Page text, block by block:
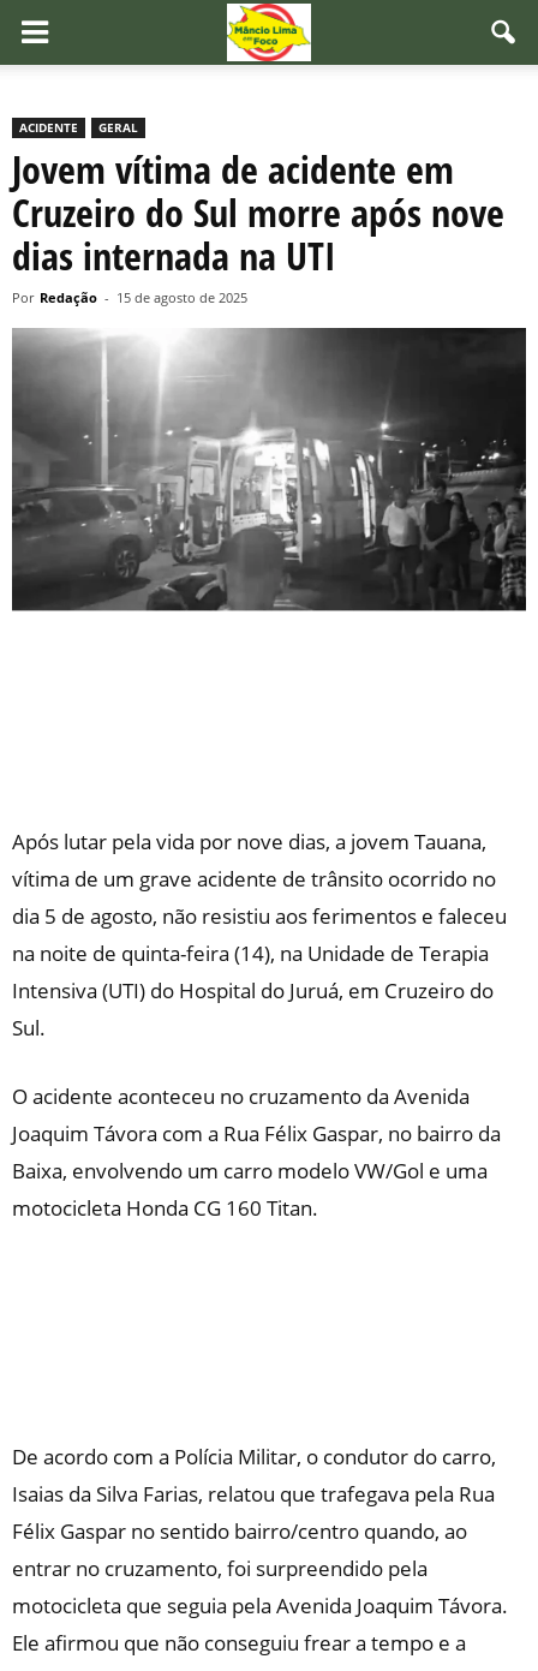
ACIDENTE GERAL
Jovem vítima de acidente em
Cruzeiro do Sul morre após nove
dias internada na UTI
Por Redação - 15 de agosto de 2025
Após lutar pela vida por nove dias, a jovem Tauana,
vítima de um grave acidente de trânsito ocorrido no
dia 5 de agosto, não resistiu aos ferimentos e faleceu
na noite de quinta-feira (14), na Unidade de Terapia
Intensiva (UTI) do Hospital do Juruá, em Cruzeiro do
Sul.
O acidente aconteceu no cruzamento da Avenida
Joaquim Távora com a Rua Félix Gaspar, no bairro da
Baixa, envolvendo um carro modelo VW/Gol e uma
motocicleta Honda CG 160 Titan.
De acordo com a Polícia Militar, o condutor do carro,
Isaias da Silva Farias, relatou que trafegava pela Rua
Félix Gaspar no sentido bairro/centro quando, ao
entrar no cruzamento, foi surpreendido pela
motocicleta que seguia pela Avenida Joaquim Távora.
Ele afirmou que não conseguiu frear a tempo e a